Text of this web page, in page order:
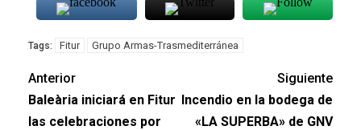
Tags: Fitur Grupo Armas-Trasmediterránea
Anterior
Baleària iniciará en Fitur
las celebraciones por
Siguiente
Incendio en la bodega de
«LA SUPERBA» de GNV